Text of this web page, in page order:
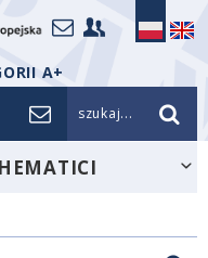
A+
szukaj...